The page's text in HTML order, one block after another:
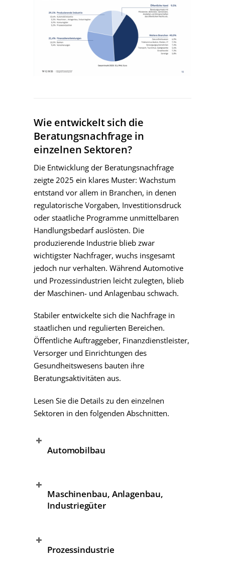
Wie entwickelt sich die
Beratungsnachfrage in
einzelnen Sektoren?
Die Entwicklung der Beratungsnachfrage
zeigte 2025 ein klares Muster: Wachstum
entstand vor allem in Branchen, in denen
regulatorische Vorgaben, Investitionsdruck
oder staatliche Programme unmittelbaren
Handlungsbedarf auslösten. Die
produzierende Industrie blieb zwar
wichtigster Nachfrager, wuchs insgesamt
jedoch nur verhalten. Während Automotive
und Prozessindustrien leicht zulegten, blieb
der Maschinen- und Anlagenbau schwach.
Stabiler entwickelte sich die Nachfrage in
staatlichen und regulierten Bereichen.
Öffentliche Auftraggeber, Finanzdienstleister,
Versorger und Einrichtungen des
Gesundheitswesens bauten ihre
Beratungsaktivitäten aus.
Lesen Sie die Details zu den einzelnen
Sektoren in den folgenden Abschnitten.
Automobilbau
Maschinenbau, Anlagenbau,
Industriegüter
Prozessindustrie